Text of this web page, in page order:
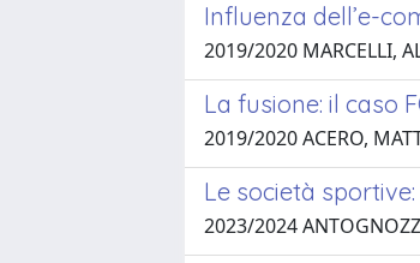
Influenza dell’e-
2019/2020 MARCELLI,
La fusione: il caso
2019/2020 ACERO,
Le società
2023/2024